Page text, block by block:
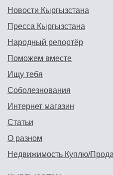
Новости Кыргызстана
Пресса Кыргызстана
Народный репортёр
Поможем вместе
Ищу тебя
Соболезнования
Интернет магазин
Статьи
О разном
Недвижимость Куплю/